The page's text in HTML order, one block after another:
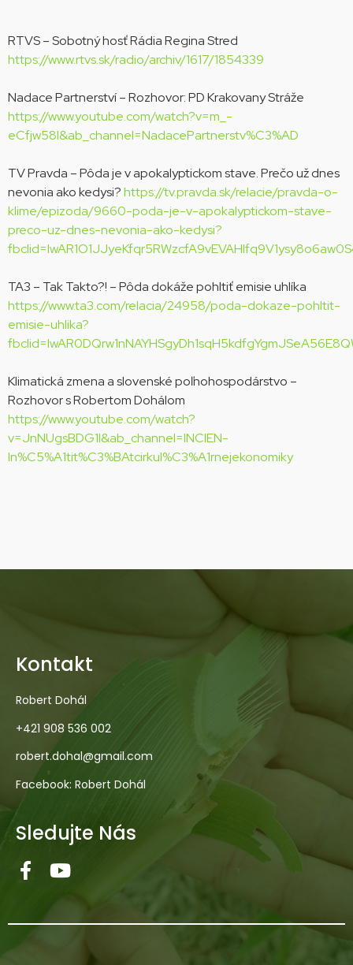
RTVS – Sobotný hosť Rádia Regina Stred
https://www.rtvs.sk/radio/archiv/1617/1854339
Nadace Partnerství – Rozhovor: PD Krakovany Stráže
https://www.youtube.com/watch?v=m_-
eCfjw58I&ab_channel=NadacePartnerstv%C3%AD
TV Pravda – Pôda je v apokalyptickom stave. Prečo už dnes
nevonia ako kedysi?https://tv.pravda.sk/relacie/pravda-o-
klime/epizoda/9660-poda-je-v-apokalyptickom-stave-
preco-uz-dnes-nevonia-ako-kedysi?
TA3 – Tak Takto?! – Pôda dokáže pohltiť emisie uhlíka
https://www.ta3.com/relacia/24958/poda-dokaze-pohltit-
emisie-uhlika?
Klimatická zmena a slovenské poľnohospodárstvo –
Rozhovor s Robertom Dohálom
https://www.youtube.com/watch?
v=JnNUgsBDG1I&ab_channel=INCIEN-
In%C5%A1tit%C3%BAtcirkul%C3%A1rnejekonomiky
Kontakt
Robert Dohál
+421 908 536 002
robert.dohal@gmail.com
Facebook: Robert Dohál
Sledujte Nás